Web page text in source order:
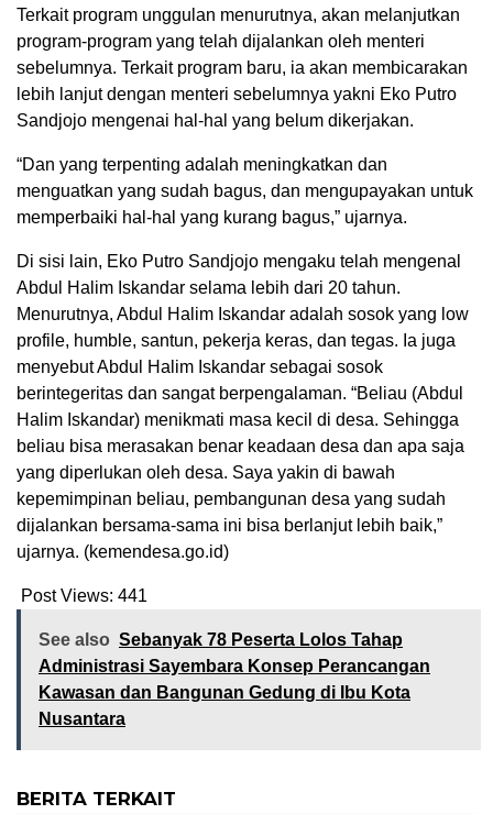
Terkait program unggulan menurutnya, akan melanjutkan
program-program yang telah dijalankan oleh menteri
sebelumnya. Terkait program baru, ia akan membicarakan
lebih lanjut dengan menteri sebelumnya yakni Eko Putro
Sandjojo mengenai hal-hal yang belum dikerjakan.
“Dan yang terpenting adalah meningkatkan dan
menguatkan yang sudah bagus, dan mengupayakan untuk
memperbaiki hal-hal yang kurang bagus,” ujarnya.
Di sisi lain, Eko Putro Sandjojo mengaku telah mengenal
Abdul Halim Iskandar selama lebih dari 20 tahun.
Menurutnya, Abdul Halim Iskandar adalah sosok yang low
profile, humble, santun, pekerja keras, dan tegas. Ia juga
menyebut Abdul Halim Iskandar sebagai sosok
berintegeritas dan sangat berpengalaman. “Beliau (Abdul
Halim Iskandar) menikmati masa kecil di desa. Sehingga
beliau bisa merasakan benar keadaan desa dan apa saja
yang diperlukan oleh desa. Saya yakin di bawah
kepemimpinan beliau, pembangunan desa yang sudah
dijalankan bersama-sama ini bisa berlanjut lebih baik,”
ujarnya. (kemendesa.go.id)
Post Views: 441
See also Sebanyak 78 Peserta Lolos Tahap
Administrasi Sayembara Konsep Perancangan
Kawasan dan Bangunan Gedung di Ibu Kota
Nusantara
BERITA TERKAIT